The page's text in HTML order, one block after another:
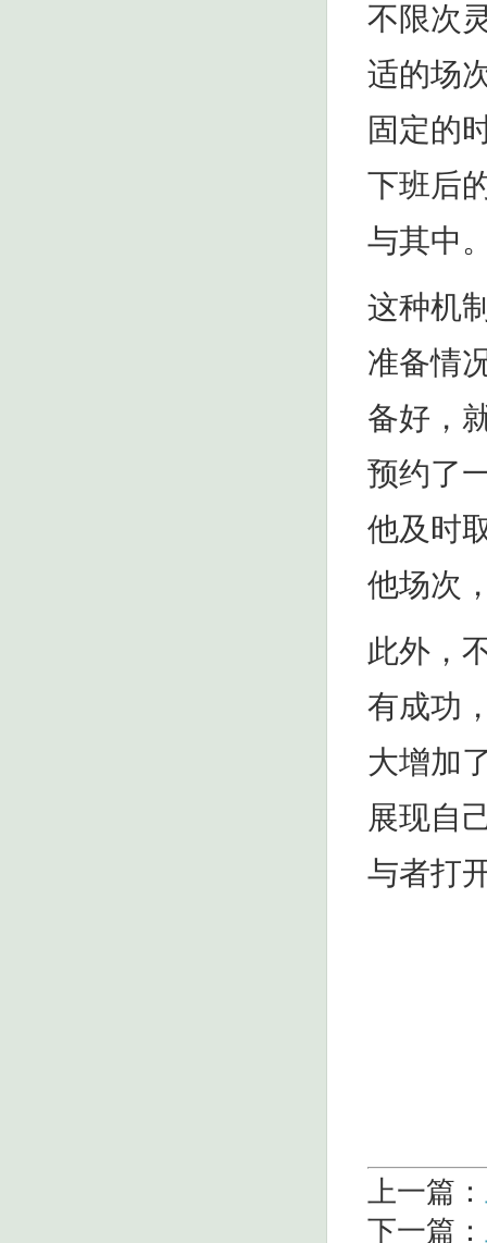
不限次
适的场
固定的
下班后
与其中
这种机
准备情
备好，
预约了
他及时
他场次
此外，
有成功
大增加
展现自
与者打
上一篇：
下一篇：